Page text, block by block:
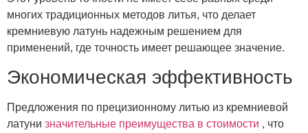
многих традиционных методов литья, что делает
кремниевую латунь надежным решением для
применений, где точность имеет решающее значение.
Экономическая эффективность
Предложения по прецизионному литью из кремниевой
латуни значительные преимущества в стоимости , что